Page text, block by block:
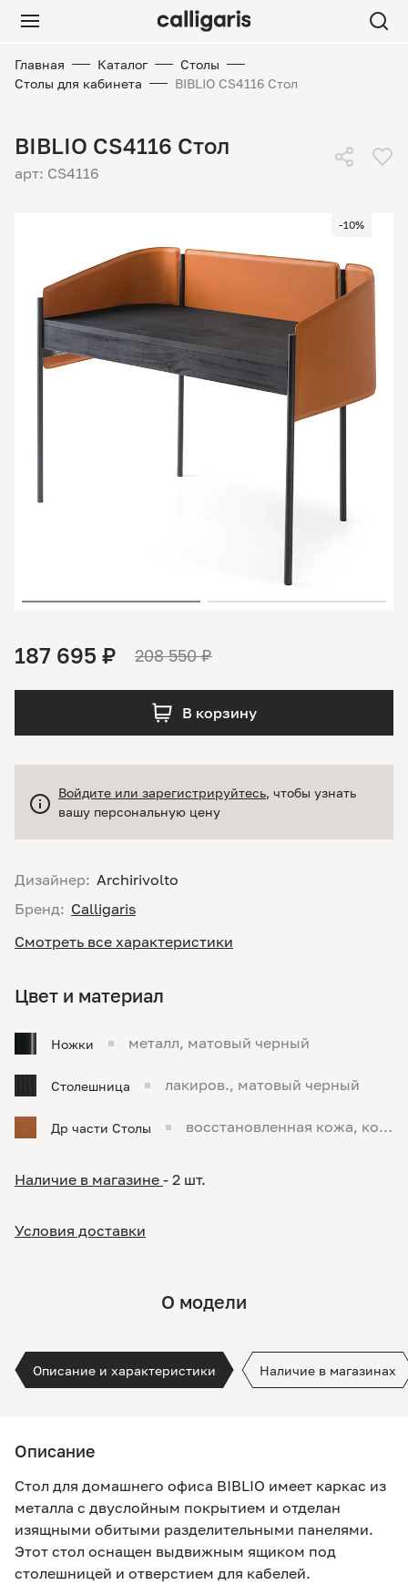
Главная Каталог
Столы
Столы для кабинета
BIBLIO CS4116 Стол
BIBLIO CS4116 Стол
арт: CS4116
-10%
Дизайнер: Archirivolto
Бренд: Calligaris
Смотреть все характеристики
Войдите или зарегистрируйтесь, чтобы узнать
вашу персональную цену
187 695 ₽ 208 550 ₽
В корзину
Цвет и материал
Ножки металл, матовый черный
Столешница лакиров., матовый черный
Др части Столы
восстановленная кожа, кон
Наличие в магазине - 2 шт.
Условия доставки
О модели
Описание и характеристики Наличие в магазинах
Описание
Стол для домашнего офиса BIBLIO имеет каркас из
металла с двуслойным покрытием и отделан
изящными обитыми разделительными панелями.
Этот стол оснащен выдвижным ящиком под
столешницей и отверстием для кабелей.